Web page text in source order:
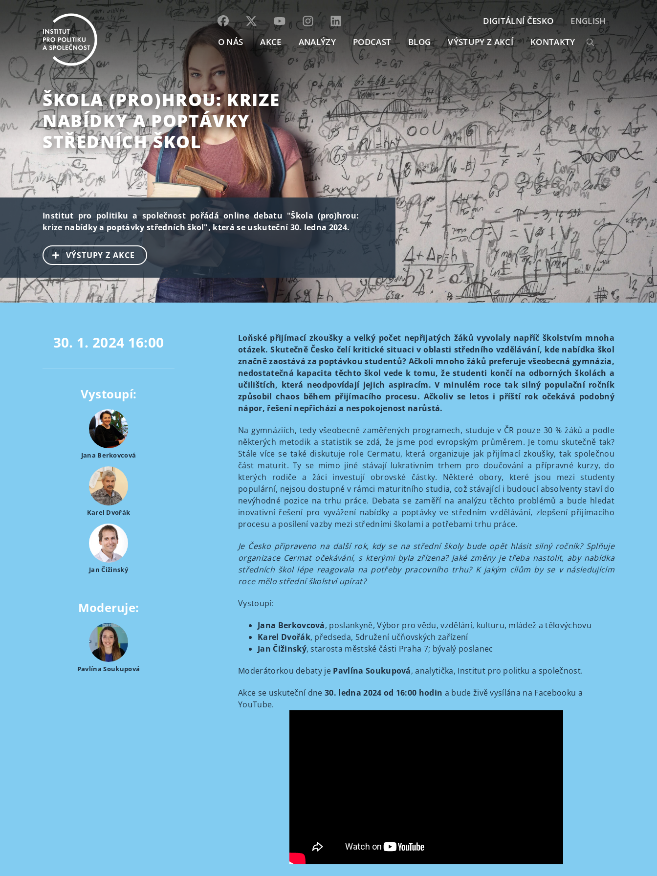
O NÁS AKCE ANALÝZY PODCAST BLOG VÝSTUPY Z AKCÍ KONTAKTY
DIGITÁLNÍ ČESKO ENGLISH
ŠKOLA (PRO)HROU: KRIZE
NABÍDKY A POPTÁVKY
STŘEDNÍCH ŠKOL
Institut pro politiku a společnost pořádá online debatu "Škola (pro)hrou:
krize nabídky a poptávky středních škol", která se uskuteční 30. ledna 2024.
VÝSTUPY Z AKCE
30. 1. 2024 16:00
Vystoupí:
Jana Berkovcová
Karel Dvořák
Jan Čižinský
Moderuje:
Pavlína Soukupová
Loňské přijímací zkoušky a velký počet nepřijatých žáků vyvolaly napříč školstvím mnoha
otázek. Skutečně Česko čelí kritické situaci v oblasti středního vzdělávání, kde nabídka škol
značně zaostává za poptávkou studentů? Ačkoli mnoho žáků preferuje všeobecná gymnázia,
nedostatečná kapacita těchto škol vede k tomu, že studenti končí na odborných školách a
učilištích, která neodpovídají jejich aspiracím. V minulém roce tak silný populační ročník
způsobil chaos během přijímacího procesu. Ačkoliv se letos i příští rok očekává podobný
nápor, řešení nepřichází a nespokojenost narůstá.
Na gymnáziích, tedy všeobecně zaměřených programech, studuje v ČR pouze 30 % žáků a podle
některých metodik a statistik se zdá, že jsme pod evropským průměrem. Je tomu skutečně tak?
Stále více se také diskutuje role Cermatu, která organizuje jak přijímací zkoušky, tak společnou
část maturit. Ty se mimo jiné stávají lukrativním trhem pro doučování a přípravné kurzy, do
kterých rodiče a žáci investují obrovské částky. Některé obory, které jsou mezi studenty
populární, nejsou dostupné v rámci maturitního studia, což stávající i budoucí absolventy staví do
nevýhodné pozice na trhu práce. Debata se zaměří na analýzu těchto problémů a bude hledat
inovativní řešení pro vyvážení nabídky a poptávky ve středním vzdělávání, zlepšení přijímacího
procesu a posílení vazby mezi středními školami a potřebami trhu práce.
Je Česko připraveno na další rok, kdy se na střední školy bude opět hlásit silný ročník? Splňuje
organizace Cermat očekávání, s kterými byla zřízena? Jaké změny je třeba nastolit, aby nabídka
středních škol lépe reagovala na potřeby pracovního trhu? K jakým cílům by se v následujícím
roce mělo střední školství upírat?
Vystoupí:
Jana Berkovcová, poslankyně, Výbor pro vědu, vzdělání, kulturu, mládež a tělovýchovu
Karel Dvořák, předseda, Sdružení učňovských zařízení
Jan Čižinský, starosta městské části Praha 7; bývalý poslanec
Moderátorkou debaty je Pavlína Soukupová, analytička, Institut pro politku a společnost.
Akce se uskuteční dne30. ledna 2024 od 16:00 hodin a bude živě vysílána na Facebooku a
YouTube.